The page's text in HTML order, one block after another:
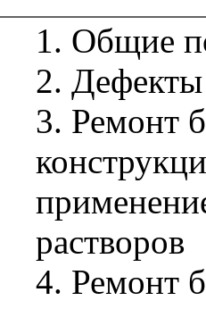
1. Общие
2. Дефекты
3. Ремонт
растворов
4. Ремонт